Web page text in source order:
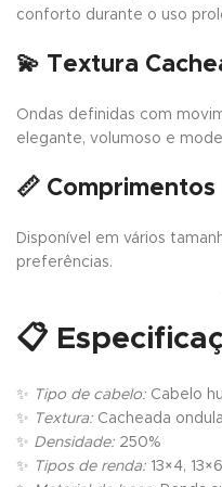
conforto durante o uso
💫 Textura
Ondas definidas com
elegante, volumoso e
📏 Comprimentos
Disponível em vários
preferências.
📋
✨ Tipo de cabelo: Cabelo
✨ Textura: Cacheada
✨ Densidade: 250%
✨ Tipos de renda: 13×4,